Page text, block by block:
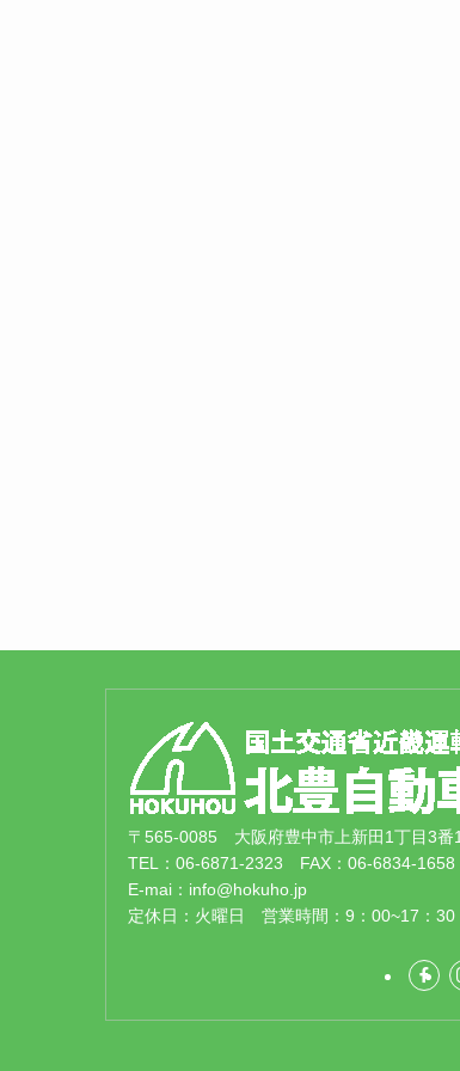
〒565-0085 大阪府豊中市上新田1丁目3番
TEL：06-6871-2323 FAX：06-6834-1658
E-mai：info@hokuho.jp
定休日：火曜日 営業時間：9：00~17：30